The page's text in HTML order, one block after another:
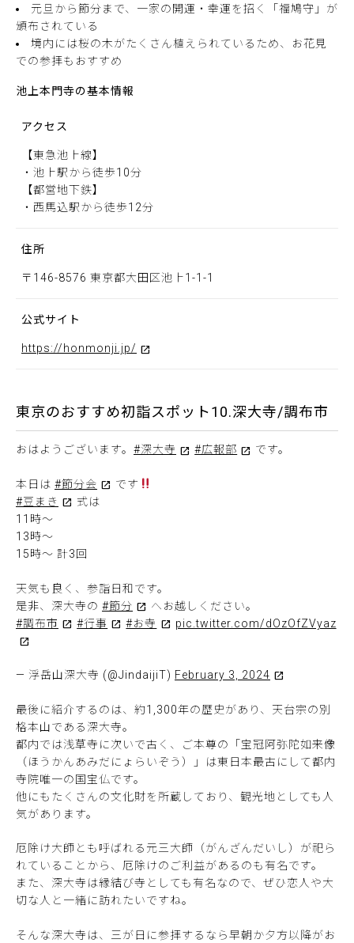
元旦から節分まで、一家の開運・幸運を招く「福鳩守」が
頒布されている
境内には桜の木がたくさん植えられているため、お花見
での参拝もおすすめ
池上本門寺の基本情報
アクセス
【東急池上線】
・池上駅から徒歩10分
【都営地下鉄】
・西馬込駅から徒歩12分
住所
〒146-8576 東京都大田区池上1-1-1
公式サイト
https://honmonji.jp/
東京のおすすめ初詣スポット10.深大寺/調布市
おはようございます。 #深大寺 #広報部 です。
本日は #節分会
です
#豆まき
式は
11時〜
13時〜
15時〜 計3回
天気も良く、参詣日和です。
是非、深大寺の #節分
へお越しください。
#調布市
#行事 #お寺 pic.twitter.com/dOzOfZVyaz
— 浮岳山深大寺 (@JindaijiT) February 3, 2024
最後に紹介するのは、約1,300年の歴史があり、天台宗の別
格本山である深大寺。
都内では浅草寺に次いで古く、ご本尊の「宝冠阿弥陀如来像
（ほうかんあみだにょらいぞう）」は東日本最古にして都内
寺院唯一の国宝仏です。
他にもたくさんの文化財を所蔵しており、観光地としても人
気があります。
厄除け大師とも呼ばれる元三大師（がんざんだいし）が祀ら
れていることから、厄除けのご利益があるのも有名です。
また、深大寺は縁結び寺としても有名なので、ぜひ恋人や大
切な人と一緒に訪れたいですね。
そんな深大寺は、三が日に参拝するなら早朝か夕方以降がお